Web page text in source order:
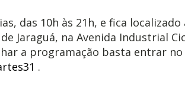
das 10h às 21h, e fica localizado
Jaraguá, na Avenida Industrial
a programação basta entrar no
.